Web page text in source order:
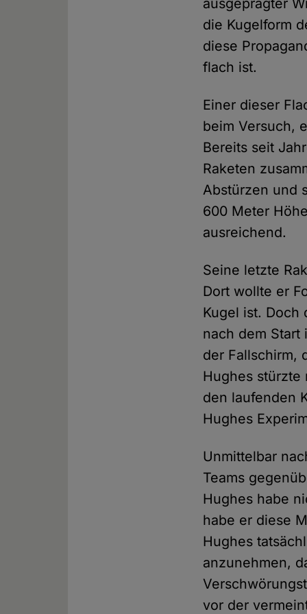
ausgeprägter
die Kugelform
diese
flach ist.
Einer dieser
beim Versuch,
Bereits seit
Raketen
Abstürzen und
600 Meter
ausreichend.
Seine letzte
Dort wollte er
Kugel ist. Doch
nach dem Start
der Fallschirm,
Hughes
den laufenden
Hughes
Unmittelbar
Teams
Hughes habe
habe er diese
Hughes
anzunehmen,
vor der